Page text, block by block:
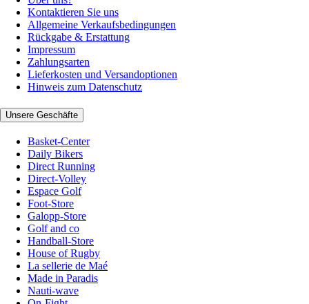
Kontaktieren Sie uns
Allgemeine Verkaufsbedingungen
Rückgabe & Erstattung
Impressum
Zahlungsarten
Lieferkosten und Versandoptionen
Hinweis zum Datenschutz
Unsere Geschäfte
Basket-Center
Daily Bikers
Direct Running
Direct-Volley
Espace Golf
Foot-Store
Galopp-Store
Golf and co
Handball-Store
House of Rugby
La sellerie de Maé
Made in Paradis
Nauti-wave